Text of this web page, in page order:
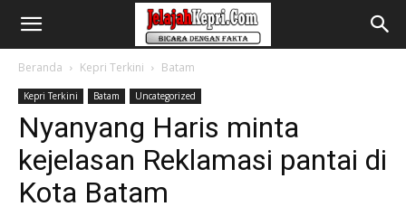
Beranda Kepri Terkini Batam
Kepri Terkini Batam Uncategorized
Nyanyang Haris minta
kejelasan Reklamasi pantai di
Kota Batam